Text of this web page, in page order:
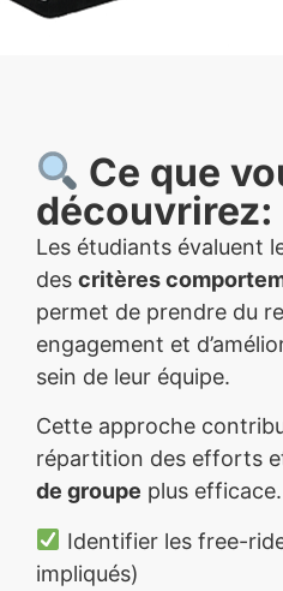
Ce que
découvrirez:
Les étudiants évaluent
des critères
permet de prendre du
engagement et
sein de leur équipe.
Cette approche
répartition des efforts
de groupe plus efficace.
Identifier les free-
impliqués)